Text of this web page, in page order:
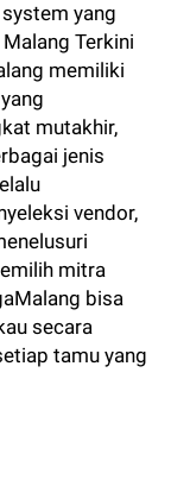
yang
Terkini
memiliki
mutakhir,
jenis
vendor,
mitra
bisa
secara
tamu yang